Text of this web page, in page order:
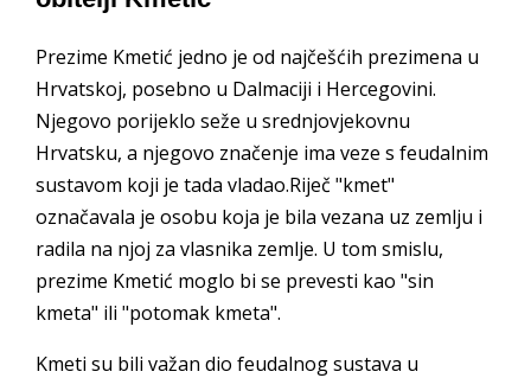
Prezime Kmetić jedno je od najčešćih prezimena u
Hrvatskoj, posebno u Dalmaciji i Hercegovini.
Njegovo porijeklo seže u srednjovjekovnu
Hrvatsku, a njegovo značenje ima veze s feudalnim
sustavom koji je tada vladao.Riječ "kmet"
označavala je osobu koja je bila vezana uz zemlju i
radila na njoj za vlasnika zemlje. U tom smislu,
prezime Kmetić moglo bi se prevesti kao "sin
kmeta" ili "potomak kmeta".
Kmeti su bili važan dio feudalnog sustava u